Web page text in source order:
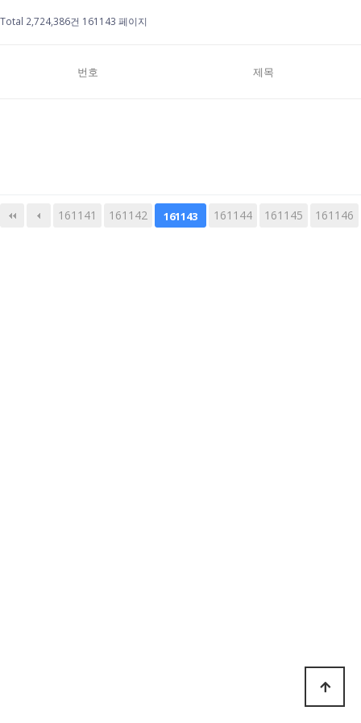
Total 2,724,386건 161143 페이지
번호 제목
161141 161142 161143 161144 161145 161146
다음 맨끝